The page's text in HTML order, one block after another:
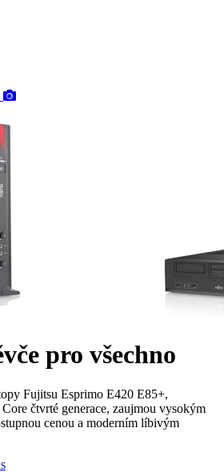
pro všechno
Fujitsu Esprimo E420 E85+,
čtvrté generace, zaujmou vysokým
cenou a moderním líbivým